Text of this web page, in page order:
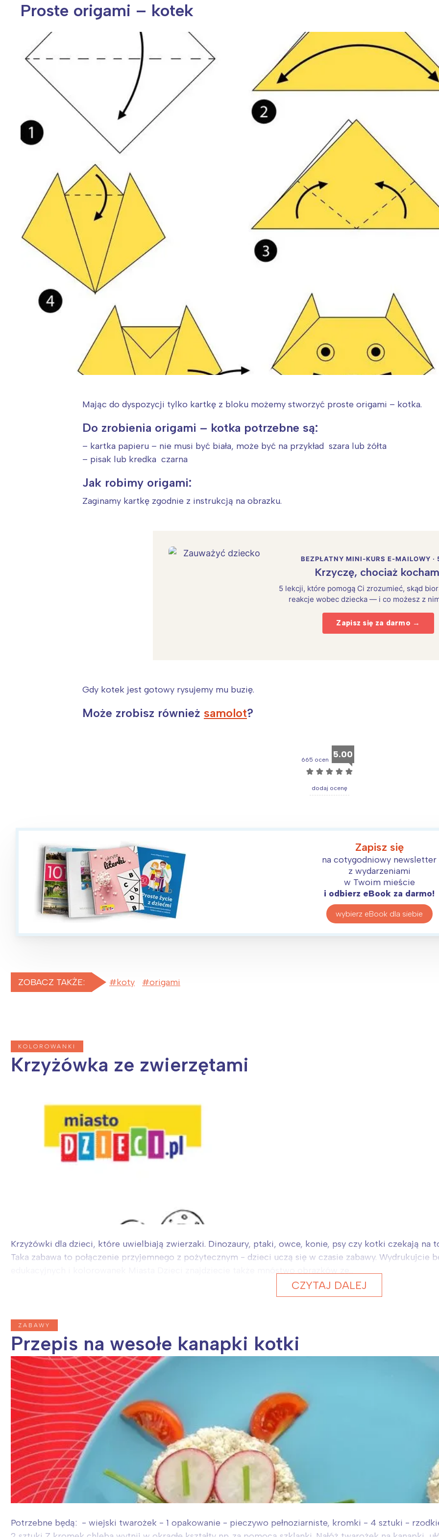
Wiosenny koncert ptaków na płocie Kwitnąca wiśnia i jej płatki
Proste origami – kotek
Mając do dyspozycji tylko kartkę z bloku możemy stworzyć proste origami – kotka.
Do zrobienia origami – kotka potrzebne są:
– kartka papieru – nie musi być biała, może być na przykład szara lub żółta
– pisak lub kredka czarna
Jak robimy origami:
Zaginamy kartkę zgodnie z instrukcją na obrazku.
BEZPŁATNY MINI-KURS E-MAILOWY ·
Krzyczę, chociaż
5 lekcji, które pomogą Ci zrozumieć, skąd
reakcje wobec dziecka — i co możesz z
Zapisz się za darmo →
Gdy kotek jest gotowy rysujemy mu buzię.
Może zrobisz również samolot?
665 ocen 5.00
☆ ☆ ☆ ☆ ☆
dodaj ocenę
Zapisz się
na cotygodniowy newsletter
z wydarzeniami
w Twoim mieście
i odbierz eBook za darmo!
wybierz eBook dla siebie
ZOBACZ TAKŻE: koty origami
KOLOROWANKI
Krzyżówka ze zwierzętami
Krzyżówki dla dzieci, które uwielbiają zwierzaki. Dinozaury, ptaki, owce, konie, psy czy kotki czekają na
Taka zabawa to połączenie przyjemnego z pożytecznym - dzieci uczą się w czasie zabawy. Wydrukujcie
CZYTAJ DALEJ
ZABAWY
Przepis na wesołe kanapki kotki
Potrzebne będą: - wiejski twarożek - 1 opakowanie - pieczywo pełnoziarniste, kromki - 4 sztuki -
Śląsk
Kraków
Południe
Północ